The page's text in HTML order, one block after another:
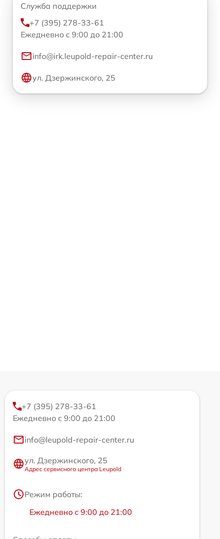
Служба поддержки
+7 (395) 278-33-61
Ежедневно с 9:00 до 21:00
info@irk.leupold-repair-center.ru
ул. Дзержинского, 25
+7 (395) 278-33-61
Ежедневно с 9:00 до 21:00
info@leupold-repair-center.ru
ул. Дзержинского, 25
Адрес сервисного центра Leupold
Режим работы:
Ежедневно с 9:00 до 21:00